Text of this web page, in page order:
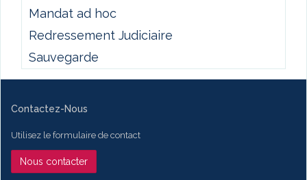
Mandat ad hoc
Redressement Judiciaire
Sauvegarde
Contactez-Nous
Utilisez le formulaire de contact
Nous contacter